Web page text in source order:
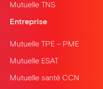
Mutuelle TNS
Entreprise
Mutuelle TPE – PME
Mutuelle ESAT
Mutuelle santé CCN